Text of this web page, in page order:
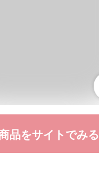
品をサイトでみる